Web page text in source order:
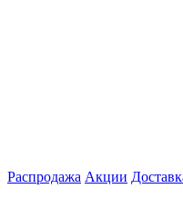
Распродажа Акции